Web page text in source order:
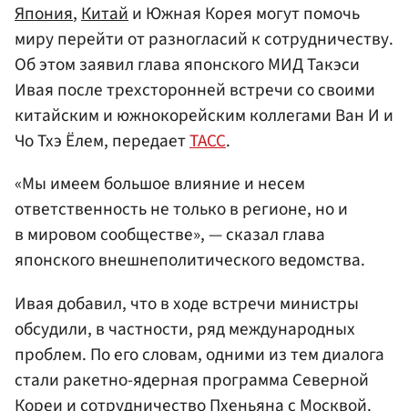
Япония,Китайи Южная Корея могут помочь
миру перейти от разногласий к сотрудничеству.
Об этом заявил глава японского МИД Такэси
Ивая после трехсторонней встречи со своими
китайским и южнокорейским коллегами Ван И и
Чо Тхэ Ёлем, передаетТАСС.
«Мы имеем большое влияние и несем
ответственность не только в регионе, но и
в мировом сообществе», — сказал глава
японского внешнеполитического ведомства.
Ивая добавил, что в ходе встречи министры
обсудили, в частности, ряд международных
проблем. По его словам, одними из тем диалога
стали ракетно-ядерная программа Северной
Кореи и сотрудничествоПхеньяна с Москвой.